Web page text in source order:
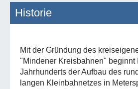
Historie
Mit der Gründung des
"Mindener Kreisbahnen" beginnt
Jahrhunderts der Aufbau des
langen Kleinbahnetzes in